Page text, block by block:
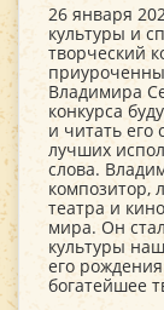
26 января
культуры и
творческий
Владимира
конкурса
и читать
лучших
слова.
композитор,
театра и
мира. Он
культуры
его
богатейшее